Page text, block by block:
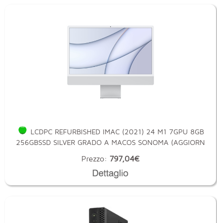
LCDPC REFURBISHED IMAC (2021) 24 M1 7GPU 8GB
256GBSSD SILVER GRADO A MACOS SONOMA (AGGIORN
Prezzo: 797,04€